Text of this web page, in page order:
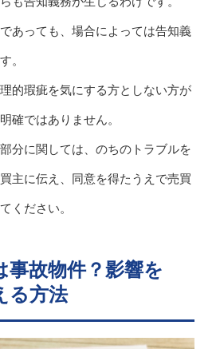
あっても、場合によっては告知義
。
的瑕疵を気にする方としない方が
確ではありません。
分に関しては、のちのトラブルを
主に伝え、同意を得たうえで売買
ください。
事故物件？影響を
る方法